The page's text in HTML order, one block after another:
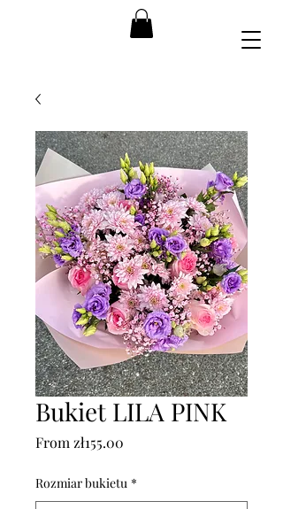
Bukiet LILA PINK
Fromzł155.00
Rozmiar bukietu *